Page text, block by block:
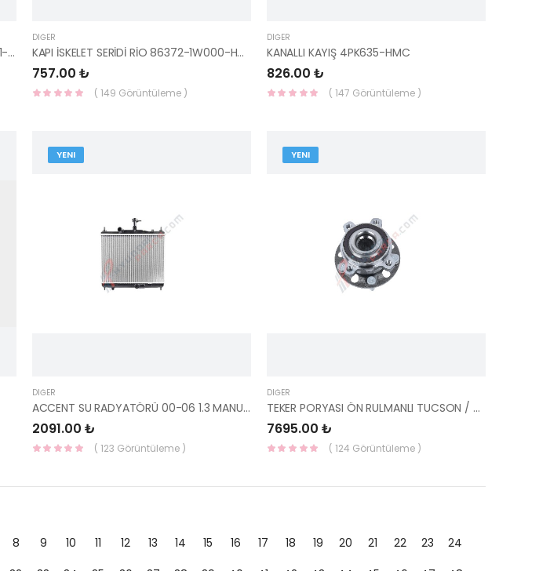
SU FISKIYE DEPOSU TUCSON 2021- 98611-N7100-HMC
DIĞER
KAPI İSKELET SERİDİ RİO 86372-1W000-HMC
757.00 ₺
( 149 Görüntüleme )
DIĞER
KANALLI KAYIŞ 4PK635-HMC
826.00 ₺
( 147 Görüntüleme )
YENI
DIĞER
ACCENT SU RADYATÖRÜ 00-06 1.3 MANUEL 25310-25050-YS
2091.00 ₺
( 123 Görüntüleme )
YENI
DIĞER
TEKER PORYASI ÖN RULMANLI TUCSON / SPORTAGE 2021- 51730-L1000-MOBIS
7695.00 ₺
( 124 Görüntüleme )
8 9 10 11 12 13 14 15 16 17 18 19 20 21 22 23
24